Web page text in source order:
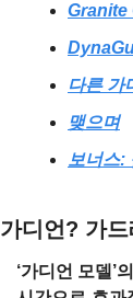
Granite
다른 가
맺으며
보너스:
가디언? 가
‘가디언 모델’